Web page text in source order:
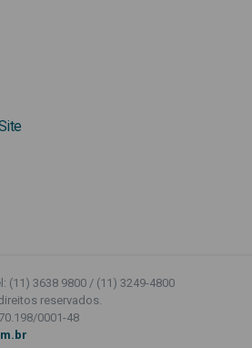
(11) 3638 9800 / (11) 3249-4800
reservados.
0001-48